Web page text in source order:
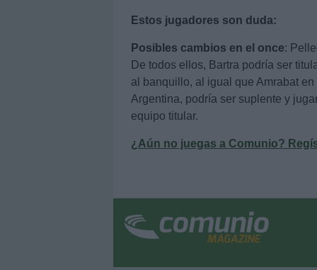
Estos jugadores son duda:
Posibles cambios en el once:
De todos ellos, Bartra podría ser
al banquillo, al igual que Amrabat
Argentina, podría ser suplente y
equipo titular.
¿Aún no juegas a Comunio?